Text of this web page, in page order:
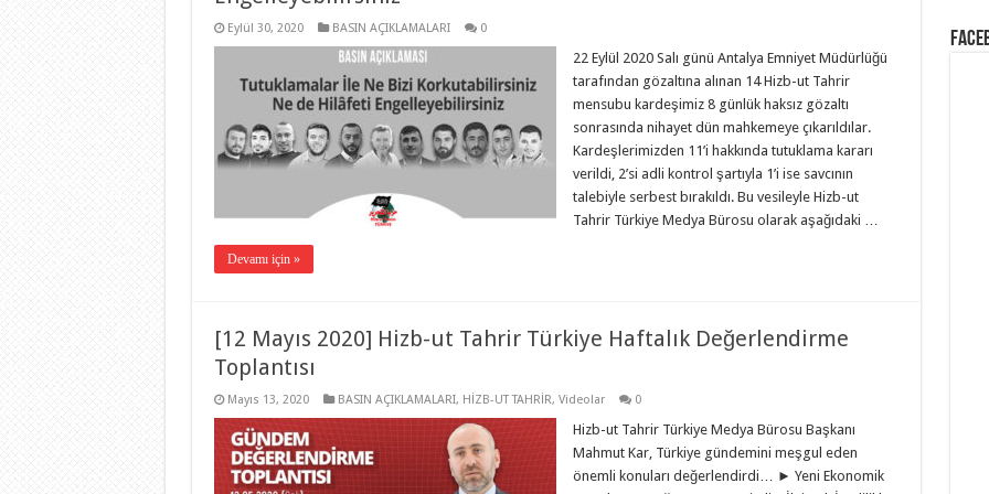
Eylül 30, 2020 BASIN AÇIKLAMALARI 0
22 Eylül 2020 Salı günü Antalya Emniyet Müdürlüğü
tarafından gözaltına alınan 14 Hizb-ut Tahrir
mensubu kardeşimiz 8 günlük haksız gözaltı
sonrasında nihayet dün mahkemeye çıkarıldılar.
Kardeşlerimizden 11’i hakkında tutuklama kararı
verildi, 2’si adli kontrol şartıyla 1’i ise savcının
talebiyle serbest bırakıldı. Bu vesileyle Hizb-ut
Tahrir Türkiye Medya Bürosu olarak aşağıdaki …
Devamı için »
[12 Mayıs 2020] Hizb-ut Tahrir Türkiye Haftalık Değerlendirme
Toplantısı
Mayıs 13, 2020 BASIN AÇIKLAMALARI, HİZB-UT TAHRİR, Videolar 0
Hizb-ut Tahrir Türkiye Medya Bürosu Başkanı
Mahmut Kar, Türkiye gündemini meşgul eden
önemli konuları değerlendirdi… ► Yeni Ekonomik